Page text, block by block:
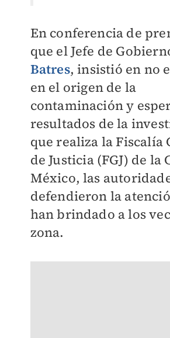
En conferencia de
que el Jefe de
Batres, insistió en no
en el origen de la
contaminación y
resultados de la
que realiza la Fiscalía
de Justicia (FGJ) de la
México, las
defendieron la
han brindado a los
zona.